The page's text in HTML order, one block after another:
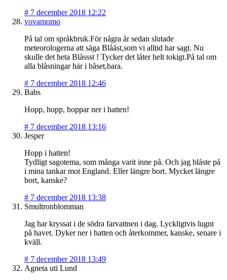
# 7 december 2018 12:22
vovamomo
På tal om språkbruk.För några år sedan slutade
meteorologerna att säga Blååst,som vi alltid har sagt. Nu
skulle det heta Blåssst ! Tycker det låter helt tokigt.På tal om
alla blåsningar här i båset,bara.
# 7 december 2018 12:46
Babs
Hopp, hopp, hoppar ner i hatten!
# 7 december 2018 13:16
Jesper
Hopp i hatten!
Tydligt sagotema, som många varit inne på. Och jag blåste på
i mina tankar mot England. Eller längre bort. Mycket längre
bort, kanske?
# 7 december 2018 13:38
Smultronblomman
Jag har kryssat i de södra farvattnen i dag. Lyckligtvis lugnt
på havet. Dyker ner i hatten och återkommer, kanske, senare i
kväll.
# 7 december 2018 13:49
Agneta uti Lund